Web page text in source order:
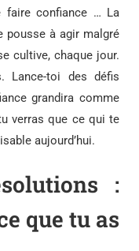
confiance … La
pousse à agir malgré
cultive, chaque jour.
Lance-toi des défis
grandira comme
verras que ce qui te
aujourd’hui.
:
que tu as